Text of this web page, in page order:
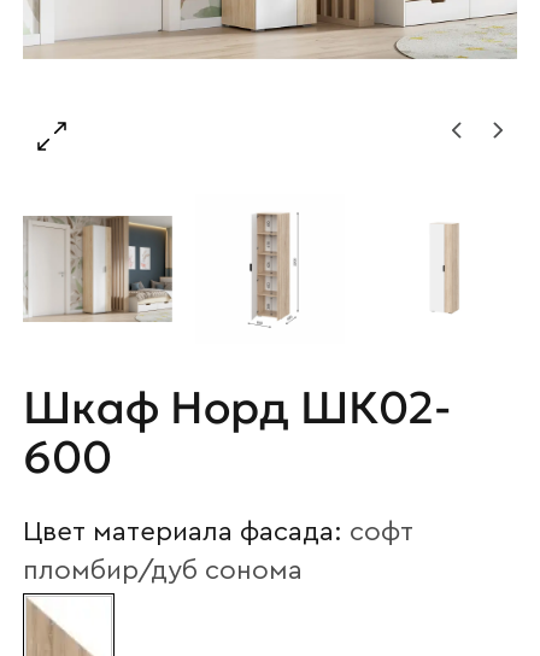
Шкаф Норд ШК02-
600
Цвет материала фасада: софт
пломбир/дуб сонома